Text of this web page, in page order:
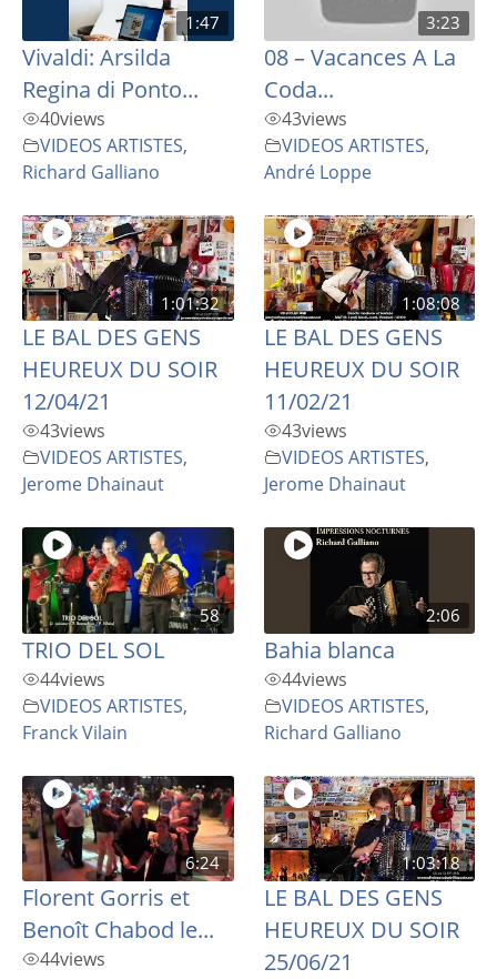
1:47
Vivaldi: Arsilda
Regina di Ponto...
40views
VIDEOS ARTISTES,
Richard Galliano
3:23
08 – Vacances A La
Coda...
43views
VIDEOS ARTISTES,
André Loppe
1:01:32
LE BAL DES GENS
HEUREUX DU SOIR
12/04/21
43views
VIDEOS ARTISTES,
Jerome Dhainaut
1:08:08
LE BAL DES GENS
HEUREUX DU SOIR
11/02/21
43views
VIDEOS ARTISTES,
Jerome Dhainaut
58
TRIO DEL SOL
44views
VIDEOS ARTISTES,
Franck Vilain
2:06
Bahia blanca
44views
VIDEOS ARTISTES,
Richard Galliano
6:24
Florent Gorris et
Benoît Chabod le...
44views
1:03:18
LE BAL DES GENS
HEUREUX DU SOIR
25/06/21